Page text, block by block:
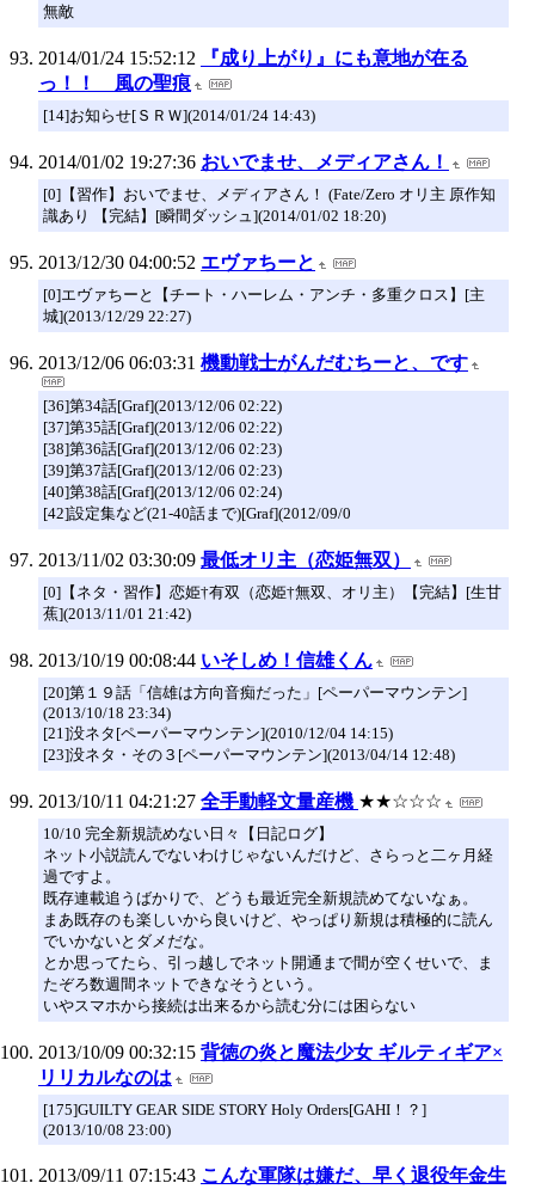
無敵
2014/01/24 15:52:12
『成り上がり』にも意地が在る
っ！！ 風の聖痕
[14]お知らせ[ＳＲＷ](2014/01/24 14:43)
2014/01/02 19:27:36 おいでませ、メディアさん！
[0]【習作】おいでませ、メディアさん！ (Fate/Zero オリ主 原作知
識あり 【完結】[瞬間ダッシュ](2014/01/02 18:20)
2013/12/30 04:00:52 エヴァちーと
[0]エヴァちーと【チート・ハーレム・アンチ・多重クロス】[主
城](2013/12/29 22:27)
2013/12/06 06:03:31 機動戦士がんだむちーと、です
[36]第34話[Graf](2013/12/06 02:22)
[37]第35話[Graf](2013/12/06 02:22)
[38]第36話[Graf](2013/12/06 02:23)
[39]第37話[Graf](2013/12/06 02:23)
[40]第38話[Graf](2013/12/06 02:24)
[42]設定集など(21-40話まで)[Graf](2012/09/0
2013/11/02 03:30:09 最低オリ主（恋姫無双）
[0]【ネタ・習作】恋姫†有双（恋姫†無双、オリ主）【完結】[生甘
蕉](2013/11/01 21:42)
2013/10/19 00:08:44 いそしめ！信雄くん
[20]第１９話「信雄は方向音痴だった」[ペーパーマウンテン]
(2013/10/18 23:34)
[21]没ネタ[ペーパーマウンテン](2010/12/04 14:15)
[23]没ネタ・その３[ペーパーマウンテン](2013/04/14 12:48)
2013/10/11 04:21:27 全手動軽文量産機 ★★☆☆☆
10/10 完全新規読めない日々【日記ログ】
ネット小説読んでないわけじゃないんだけど、さらっと二ヶ月経
過ですよ。
既存連載追うばかりで、どうも最近完全新規読めてないなぁ。
まあ既存のも楽しいから良いけど、やっぱり新規は積極的に読ん
でいかないとダメだな。
とか思ってたら、引っ越しでネット開通まで間が空くせいで、ま
たぞろ数週間ネットできなそうという。
いやスマホから接続は出来るから読む分には困らない
2013/10/09 00:32:15 背徳の炎と魔法少女 ギルティギア×
リリカルなのは
[175]GUILTY GEAR SIDE STORY Holy Orders[GAHI！？]
(2013/10/08 23:00)
2013/09/11 07:15:43 こんな軍隊は嫌だ、早く退役年金生